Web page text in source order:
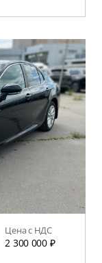
Цена с НДС
2 300 000 ₽